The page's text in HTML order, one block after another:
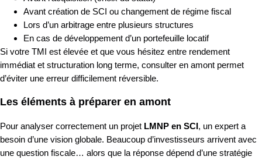
Avant création de SCI ou changement de régime fiscal
Lors d’un arbitrage entre plusieurs structures
En cas de développement d’un portefeuille locatif
Si votre TMI est élevée et que vous hésitez entre rendement
immédiat et structuration long terme, consulter en amont permet
d’éviter une erreur difficilement réversible.
Les éléments à préparer en amont
Pour analyser correctement un projet LMNP en SCI, un expert a
besoin d’une vision globale. Beaucoup d’investisseurs arrivent avec
une question fiscale… alors que la réponse dépend d’une stratégie